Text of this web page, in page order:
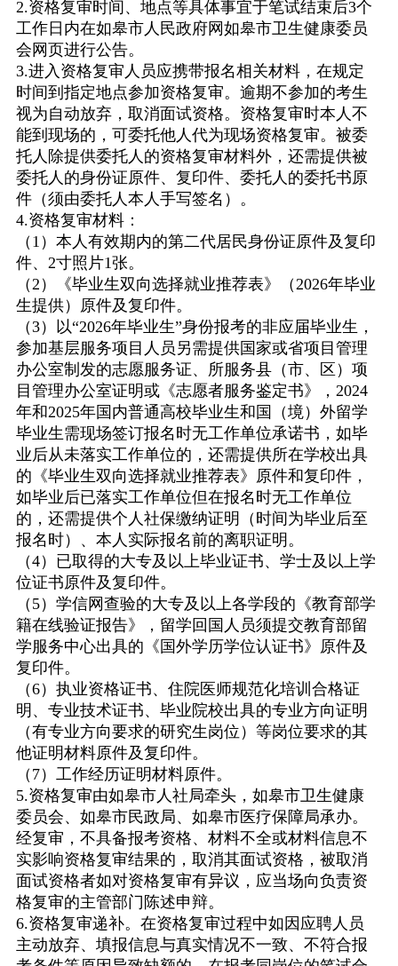
2.资格复审时间、地点等具体事宜于笔试结束后3个
工作日内在如皋市人民政府网如皋市卫生健康委员
会网页进行公告。
3.进入资格复审人员应携带报名相关材料，在规定
时间到指定地点参加资格复审。逾期不参加的考生
视为自动放弃，取消面试资格。资格复审时本人不
能到现场的，可委托他人代为现场资格复审。被委
托人除提供委托人的资格复审材料外，还需提供被
委托人的身份证原件、复印件、委托人的委托书原
件（须由委托人本人手写签名）。
4.资格复审材料：
（ 1 ）本人有效期内的第二代居民身份证原件及复印
件、2寸照片1张。
（2 ）《毕业生双向选择就业推荐表》（2026年毕业
生提供）原件及复印件。
（3）以“2026年毕业生”身份报考的非应届毕业生，
参加基层服务项目人员另需提供国家或省项目管理
办公室制发的志愿服务证、所服务县（市、区）项
目管理办公室证明或《志愿者服务鉴定书》，2024
年和2025年国内普通高校毕业生和国（境）外留学
毕业生需现场签订报名时无工作单位承诺书，如毕
业后从未落实工作单位的，还需提供所在学校出具
的《毕业生双向选择就业推荐表》原件和复印件，
如毕业后已落实工作单位但在报名时无工作单位
的，还需提供个人社保缴纳证明（时间为毕业后至
报名时）、本人实际报名前的离职证明。
（4）已取得的大专及以上毕业证书、学士及以上学
位证书原件及复印件。
（ 5）学信网查验的大专及以上各学段的《教育部学
籍在线验证报告》，留学回国人员须提交教育部留
学服务中心出具的《国外学历学位认证书》原件及
复印件。
（6）执业资格证书、住院医师规范化培训合格证
明、专业技术证书、毕业院校出具的专业方向证明
（有专业方向要求的研究生岗位）等岗位要求的其
他证明材料原件及复印件。
（ 7）工作经历证明材料原件。
5.资格复审由如皋市人社局牵头，如皋市卫生健康
委员会、如皋市民政局、如皋市医疗保障局承办。
经复审，不具备报考资格、材料不全或材料信息不
实影响资格复审结果的，取消其面试资格，被取消
面试资格者如对资格复审有异议，应当场向负责资
格复审的主管部门陈述申辩。
6.资格复审递补。在资格复审过程中如因应聘人员
主动放弃、填报信息与真实情况不一致、不符合报